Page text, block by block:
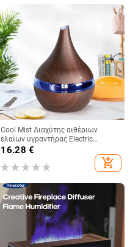
Cool Mist Διαχύτης αιθέριων
ελαίων υγραντήρας Electric
Aromatic Oasis Home Office Aroma
αρώματος δωματίου
16.28 €
add_shopping_cart